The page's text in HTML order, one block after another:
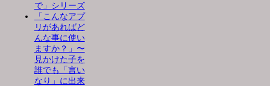
で」シリーズ
「こんなアプ
リがあればど
んな事に使い
ますか？」〜
見かけた子を
誰でも「言い
なり」に出来